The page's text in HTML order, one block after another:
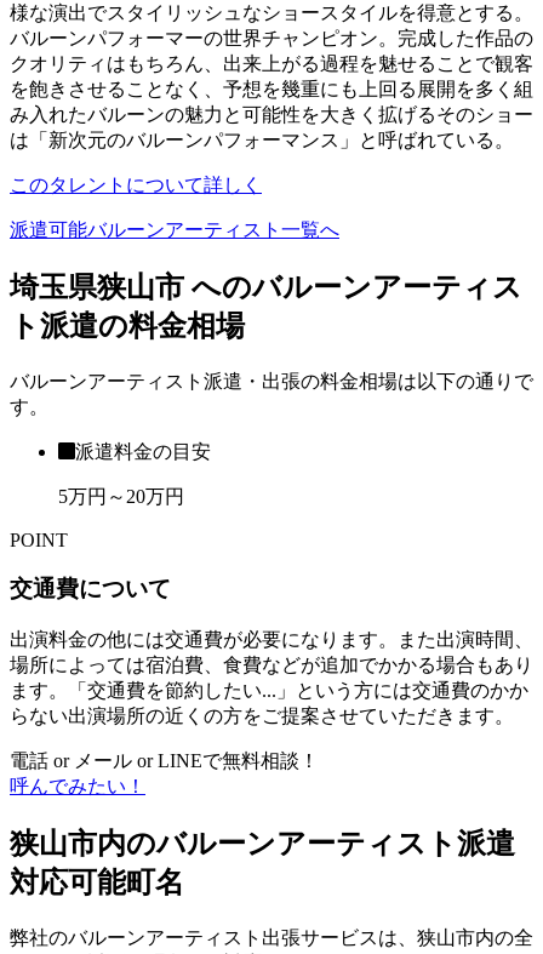
様な演出でスタイリッシュなショースタイルを得意とする。
バルーンパフォーマーの世界チャンピオン。完成した作品の
クオリティはもちろん、出来上がる過程を魅せることで観客
を飽きさせることなく、予想を幾重にも上回る展開を多く組
み入れたバルーンの魅力と可能性を大きく拡げるそのショー
は「新次元のバルーンパフォーマンス」と呼ばれている。
このタレントについて詳しく
派遣可能バルーンアーティスト一覧へ
埼玉県狭山市 へのバルーンアーティス
ト派遣の料金相場
バルーンアーティスト派遣・出張の料金相場は以下の通りで
す。
派遣料金の目安
5万円～20万円
POINT
交通費について
出演料金の他には交通費が必要になります。また出演時間、
場所によっては宿泊費、食費などが追加でかかる場合もあり
ます。「交通費を節約したい...」という方には交通費のかか
らない出演場所の近くの方をご提案させていただきます。
電話 or メール or LINEで無料相談！
呼んでみたい！
狭山市内のバルーンアーティスト派遣
対応可能町名
弊社のバルーンアーティスト出張サービスは、狭山市内の全